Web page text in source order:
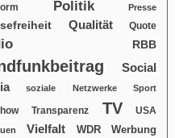
Politik Presse
Qualität Quote
RBB
Social
soziale Netzwerke Sport
Transparenz TV USA
Vielfalt WDR Werbung